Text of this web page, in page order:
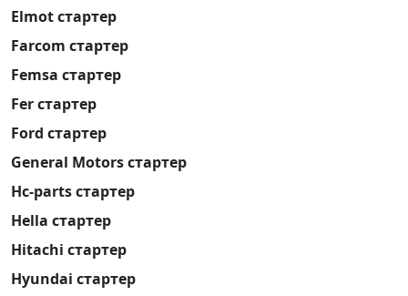
Elmot стартер
Farcom стартер
Femsa стартер
Fer стартер
Ford стартер
General Motors стартер
Hc-parts стартер
Hella стартер
Hitachi стартер
Hyundai стартер